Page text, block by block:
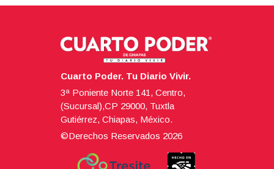
Cuarto Poder. Tu Diario Vivir.
3ª Poniente Norte 141, Centro,
(Sucursal),CP 29000, Tuxtla
Gutiérrez, Chiapas, México.
©Derechos Reservados 2026